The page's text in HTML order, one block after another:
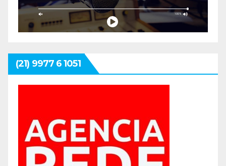
(21) 9977 6 1051